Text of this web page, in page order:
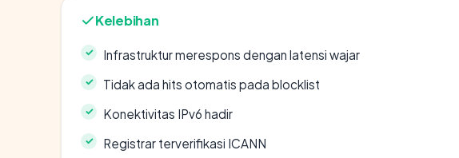
Kelebihan
Infrastruktur merespons dengan latensi wajar
Tidak ada hits otomatis pada blocklist
Konektivitas IPv6 hadir
Registrar terverifikasi ICANN